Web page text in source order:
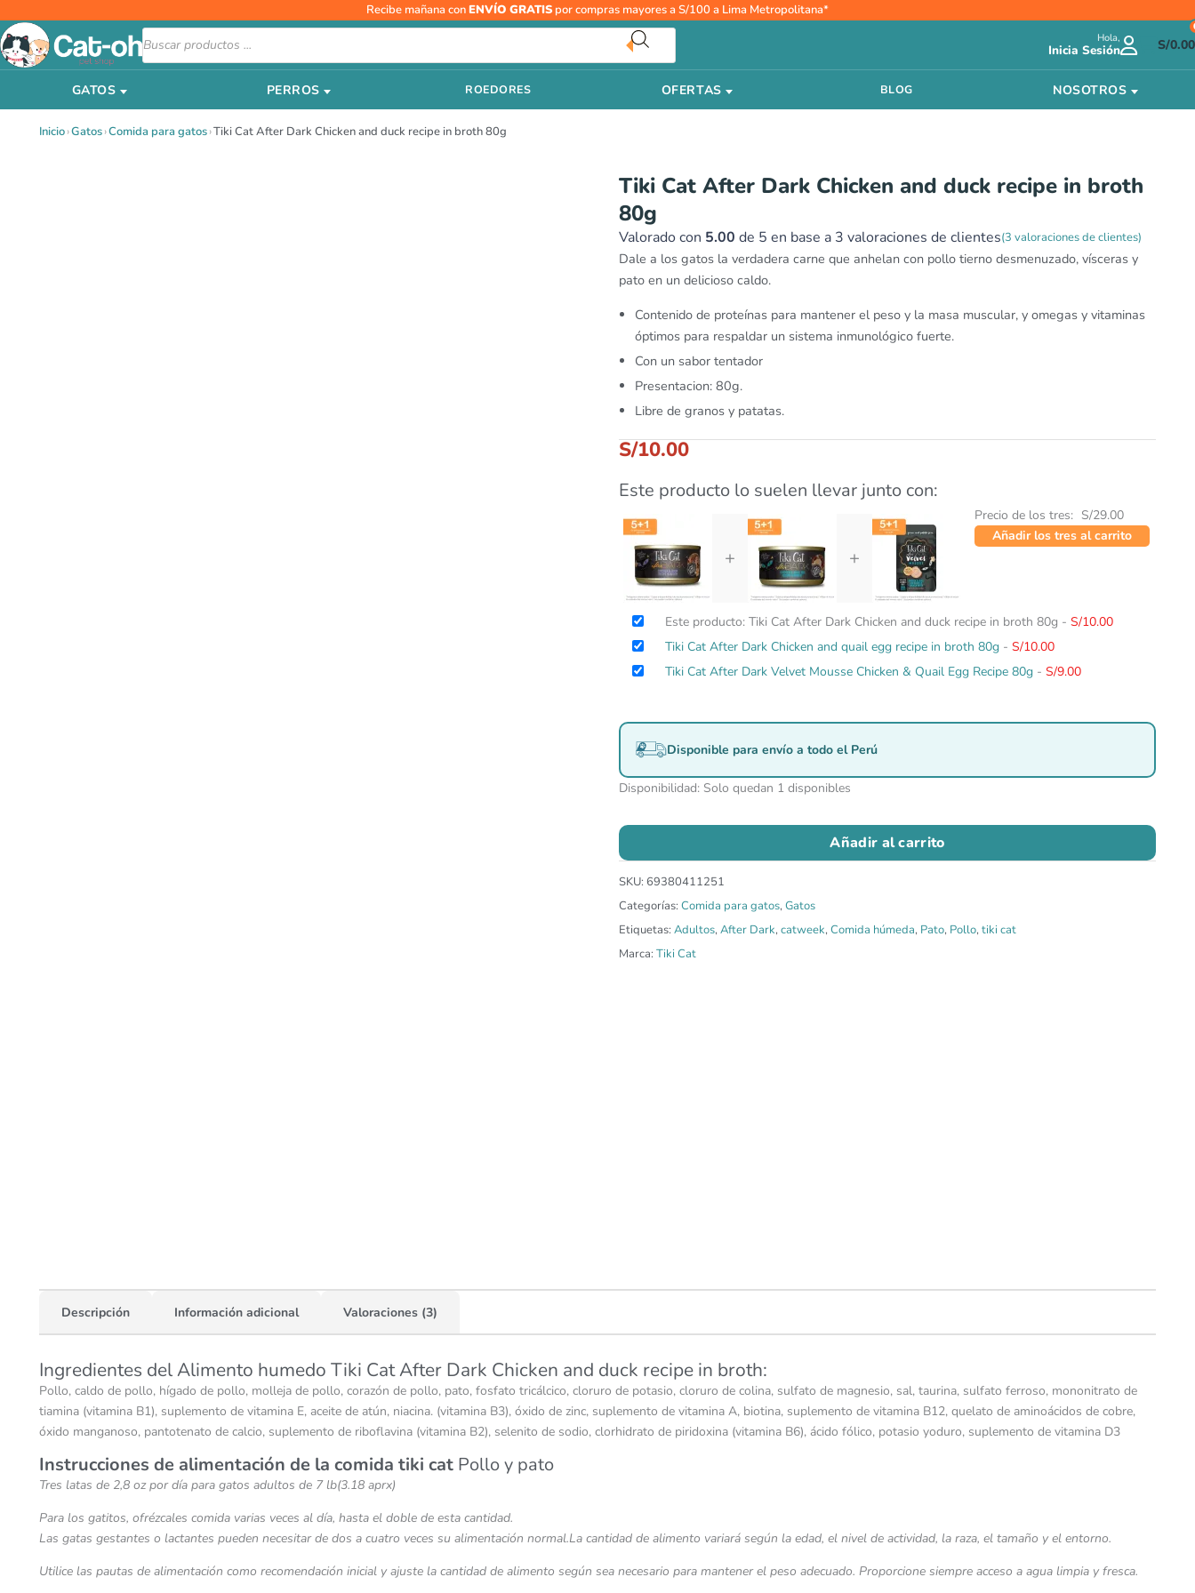
al
contenido
Recibe mañana conENVÍO GRATIS por compras mayores a S/100 a Lima Metropolitana*
Búsqueda
de
productos
Hola,
Inicia Sesión S/0.00
GATOS PERROS ROEDORES OFERTAS BLOG NOSOTROS
Inicio›Gatos›Comida para gatos›Tiki Cat After Dark Chicken and duck recipe in broth 80g
Tiki Cat After Dark Chicken and duck recipe in broth
80g
Valorado con 5.00 de 5 en base a 3 valoraciones de clientes(3 valoraciones de clientes)
Dale a los gatos la verdadera carne que anhelan con pollo tierno desmenuzado, vísceras y
pato en un delicioso caldo.
Contenido de proteínas para mantener el peso y la masa muscular, y omegas y vitaminas
óptimos para respaldar un sistema inmunológico fuerte.
Con un sabor tentador
Presentacion: 80g.
Libre de granos y patatas.
S/10.00
Este producto lo suelen llevar junto con:
+ +
Precio de los tres: S/29.00
Añadir los tres al carrito
Este producto: Tiki Cat After Dark Chicken and duck recipe in broth 80g - S/10.00
Tiki Cat After Dark Chicken and quail egg recipe in broth 80g - S/10.00
Tiki Cat After Dark Velvet Mousse Chicken & Quail Egg Recipe 80g - S/9.00
Disponible para envío a todo el Perú
Disponibilidad: Solo quedan 1 disponibles
Tiki
Cat
After
Dark
and
broth
80g
cantidad
Añadir al carrito
SKU: 69380411251
Categorías: Comida para gatos,Gatos
Etiquetas: Adultos,After Dark,catweek,Comida húmeda, Pato, Pollo,tiki cat
Marca: Tiki Cat
Descripción Información adicional Valoraciones (3)
Ingredientes del Alimento humedo Tiki Cat After Dark Chicken and duck recipe in broth:
Pollo, caldo de pollo, hígado de pollo, molleja de pollo, corazón de pollo, pato, fosfato tricálcico, cloruro de potasio, cloruro de colina, sulfato de magnesio, sal, taurina, sulfato ferroso, mononitrato de
tiamina (vitamina B1), suplemento de vitamina E, aceite de atún, niacina. (vitamina B3), óxido de zinc, suplemento de vitamina A, biotina, suplemento de vitamina B12, quelato de aminoácidos de cobre,
óxido manganoso, pantotenato de calcio, suplemento de riboflavina (vitamina B2), selenito de sodio, clorhidrato de piridoxina (vitamina B6), ácido fólico, potasio yoduro, suplemento de vitamina D3
Instrucciones de alimentación de la comida tiki cat Pollo y pato
Tres latas de 2,8 oz por día para gatos adultos de 7 lb(3.18 aprx)
Para los gatitos, ofrézcales comida varias veces al día, hasta el doble de esta cantidad.
Las gatas gestantes o lactantes pueden necesitar de dos a cuatro veces su alimentación normal.La cantidad de alimento variará según la edad, el nivel de actividad, la raza, el tamaño y el entorno.
Utilice las pautas de alimentación como recomendación inicial y ajuste la cantidad de alimento según sea necesario para mantener el peso adecuado. Proporcione siempre acceso a agua limpia y fresca.